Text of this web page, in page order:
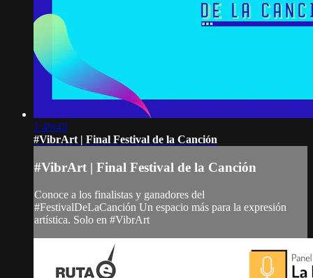
1:49:43
#VibrArt | Final Festival de la Canción
#VibrArt | Final Festival de la Canción
Conoce a los finalistas y ganadores del
#FestivalDeLaCanción Un espacio más para la expresión
artística. Solo en #VibrArt